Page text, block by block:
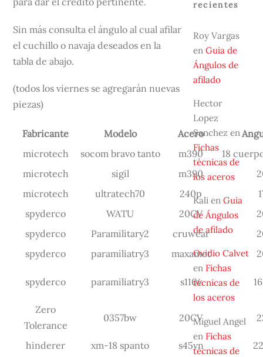
Sin más consulta el ángulo al cual afilar
el cuchillo o navaja deseados en la
tabla de abajo.
(todos los viernes se agregarán nuevas
piezas)
Fabricante Modelo Acero
microtech
socom bravo tanto m390
18
microtech
sigil m390
microtech
ultratech70 240p
spyderco
WATU 20CV
spyderco
Paramilitary2 cruwear
spyderco
paramiliatry3 maxamet
spyderco paramiliatry3 s110v
Zero
Tolerance
0357bw 20CV
hinderer xm-18 spanto s45vn
recientes
Roy Vargas
en Guia de
Ángulos de
afilado
Hector
Lopez
Sanchez en
Fichas
técnicas de
los aceros
Kalien Guia
de Ángulos
de afilado
Ovidio Calvet
en Fichas
técnicas de
los aceros
Miguel Angel
en Fichas
técnicas de